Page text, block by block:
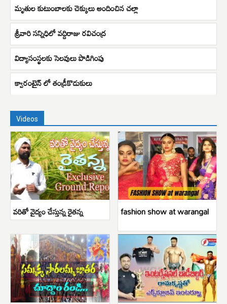
మృతుల కుటుంబాలకు చెక్కులు అందించిన చల్లా
శ్రీవారి సన్నిధిలో వద్దిరాజు రవిచంద్ర
విద్యాసంస్థలకు సెలవులు పొడిగింపు
క్వారంటైన్ లో తండ్రీకొడుకులు
Videos
వరితో వైద్యం చేస్తున్న రైతన్న fashion show at warangal